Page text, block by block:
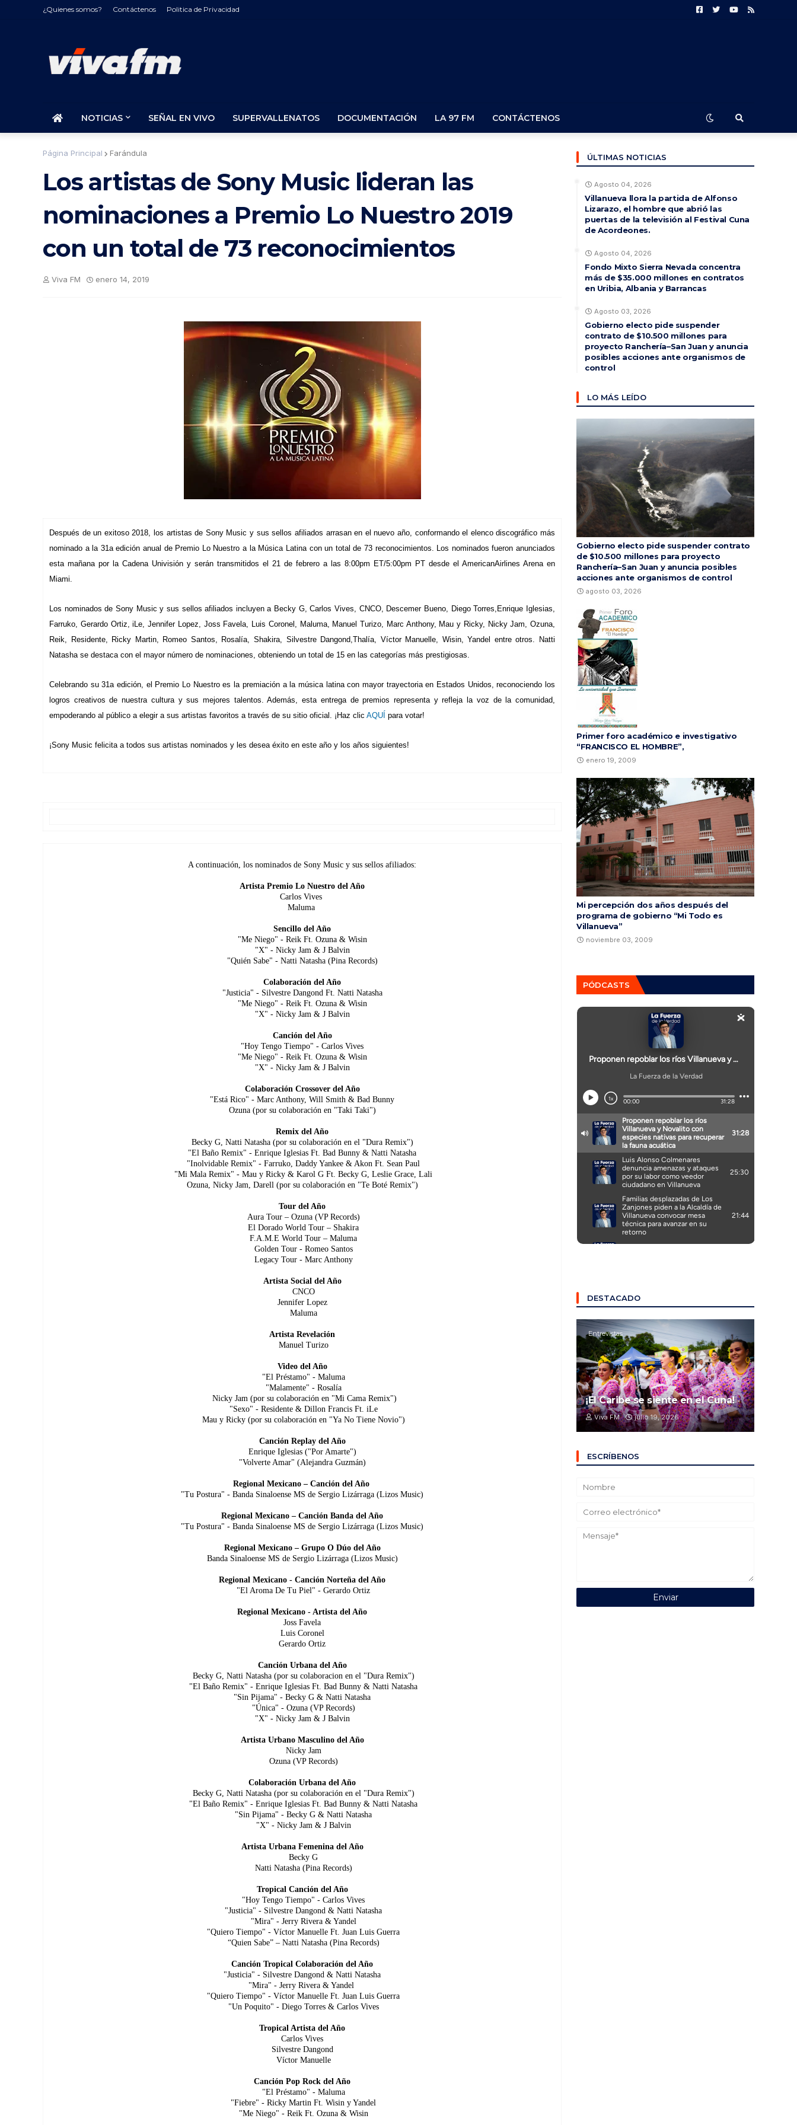
¿Quienes somos? Contáctenos Politica de Privacidad
NOTICIAS SEÑAL EN VIVO SUPERVALLENATOS DOCUMENTACIÓN LA 97 FM CONTÁCTENOS
Página Principal Farándula
Los artistas de Sony Music lideran las
nominaciones a Premio Lo Nuestro 2019
con un total de 73 reconocimientos
Viva FM enero 14, 2019
Después de un exitoso 2018, los artistas de Sony Music y sus sellos afiliados arrasan en el nuevo año, conformando el elenco discográfico más
nominado a la 31a edición anual de Premio Lo Nuestro a la Música Latina con un total de 73 reconocimientos. Los nominados fueron anunciados
esta mañana por la Cadena Univisión y serán transmitidos el 21 de febrero a las 8:00pm ET/5:00pm PT desde el AmericanAirlines Arena en
Miami.
Los nominados de Sony Music y sus sellos afiliados incluyen a Becky G, Carlos Vives, CNCO, Descemer Bueno, Diego Torres,Enrique Iglesias,
Farruko, Gerardo Ortiz, iLe, Jennifer Lopez, Joss Favela, Luis Coronel, Maluma, Manuel Turizo, Marc Anthony, Mau y Ricky, Nicky Jam, Ozuna,
Reik, Residente, Ricky Martin, Romeo Santos, Rosalía, Shakira, Silvestre Dangond,Thalía, Víctor Manuelle, Wisin, Yandel entre otros. Natti
Natasha se destaca con el mayor número de nominaciones, obteniendo un total de 15 en las categorías más prestigiosas.
Celebrando su 31a edición, el Premio Lo Nuestro es la premiación a la música latina con mayor trayectoria en Estados Unidos, reconociendo los
logros creativos de nuestra cultura y sus mejores talentos. Además, esta entrega de premios representa y refleja la voz de la comunidad,
empoderando al público a elegir a sus artistas favoritos a través de su sitio oficial. ¡Haz clic AQUÍ para votar!
¡Sony Music felicita a todos sus artistas nominados y les desea éxito en este año y los años siguientes!
A continuación, los nominados de Sony Music y sus sellos afiliados:
Artista Premio Lo Nuestro del Año
Carlos Vives
Maluma
Sencillo del Año
"Me Niego" - Reik Ft. Ozuna & Wisin
"X" - Nicky Jam & J Balvin
"Quién Sabe" - Natti Natasha (Pina Records)
Colaboración del Año
"Justicia" - Silvestre Dangond Ft. Natti Natasha
"Me Niego" - Reik Ft. Ozuna & Wisin
"X" - Nicky Jam & J Balvin
Canción del Año
"Hoy Tengo Tiempo" - Carlos Vives
"Me Niego" - Reik Ft. Ozuna & Wisin
"X" - Nicky Jam & J Balvin
Colaboración Crossover del Año
"Está Rico" - Marc Anthony, Will Smith & Bad Bunny
Ozuna (por su colaboración en "Taki Taki")
Remix del Año
Becky G, Natti Natasha (por su colaboración en el "Dura Remix")
"El Baño Remix" - Enrique Iglesias Ft. Bad Bunny & Natti Natasha
"Inolvidable Remix" - Farruko, Daddy Yankee & Akon Ft. Sean Paul
"Mi Mala Remix" - Mau y Ricky & Karol G Ft. Becky G, Leslie Grace, Lali
Ozuna, Nicky Jam, Darell (por su colaboración en "Te Boté Remix")
Tour del Año
Aura Tour – Ozuna (VP Records)
El Dorado World Tour – Shakira
F.A.M.E World Tour – Maluma
Golden Tour - Romeo Santos
Legacy Tour - Marc Anthony
Artista Social del Año
CNCO
Jennifer Lopez
Maluma
Artista Revelación
Manuel Turizo
Video del Año
"El Préstamo" - Maluma
"Malamente" - Rosalía
Nicky Jam (por su colaboración en "Mi Cama Remix")
"Sexo" - Residente & Dillon Francis Ft. iLe
Mau y Ricky (por su colaboración en "Ya No Tiene Novio")
Canción Replay del Año
Enrique Iglesias ("Por Amarte")
"Volverte Amar" (Alejandra Guzmán)
Regional Mexicano – Canción del Año
"Tu Postura" - Banda Sinaloense MS de Sergio Lizárraga (Lizos Music)
Regional Mexicano – Canción Banda del Año
"Tu Postura" - Banda Sinaloense MS de Sergio Lizárraga (Lizos Music)
Regional Mexicano – Grupo O Dúo del Año
Banda Sinaloense MS de Sergio Lizárraga (Lizos Music)
Regional Mexicano - Canción Norteña del Año
"El Aroma De Tu Piel" - Gerardo Ortiz
Regional Mexicano - Artista del Año
Joss Favela
Luis Coronel
Gerardo Ortiz
Canción Urbana del Año
Becky G, Natti Natasha (por su colaboracion en el "Dura Remix")
"El Baño Remix" - Enrique Iglesias Ft. Bad Bunny & Natti Natasha
"Sin Pijama" - Becky G & Natti Natasha
"Única" - Ozuna (VP Records)
"X" - Nicky Jam & J Balvin
Artista Urbano Masculino del Año
Nicky Jam
Ozuna (VP Records)
Colaboración Urbana del Año
Becky G, Natti Natasha (por su colaboración en el "Dura Remix")
"El Baño Remix" - Enrique Iglesias Ft. Bad Bunny & Natti Natasha
"Sin Pijama" - Becky G & Natti Natasha
"X" - Nicky Jam & J Balvin
Artista Urbana Femenina del Año
Becky G
Natti Natasha (Pina Records)
Tropical Canción del Año
"Hoy Tengo Tiempo" - Carlos Vives
"Justicia" - Silvestre Dangond & Natti Natasha
"Mira" - Jerry Rivera & Yandel
"Quiero Tiempo" - Víctor Manuelle Ft. Juan Luis Guerra
“Quien Sabe” – Natti Natasha (Pina Records)
Canción Tropical Colaboración del Año
"Justicia" - Silvestre Dangond & Natti Natasha
"Mira" - Jerry Rivera & Yandel
"Quiero Tiempo" - Víctor Manuelle Ft. Juan Luis Guerra
"Un Poquito" - Diego Torres & Carlos Vives
Tropical Artista del Año
Carlos Vives
Silvestre Dangond
Víctor Manuelle
Canción Pop Rock del Año
"El Préstamo" - Maluma
"Fiebre" - Ricky Martin Ft. Wisin y Yandel
"Me Niego" - Reik Ft. Ozuna & Wisin
ÚLTIMAS NOTICIAS
Agosto 04, 2026
Villanueva llora la partida de Alfonso
Lizarazo, el hombre que abrió las
puertas de la televisión al Festival Cuna
de Acordeones.
Agosto 04, 2026
Fondo Mixto Sierra Nevada concentra
más de $35.000 millones en contratos
en Uribia, Albania y Barrancas
Agosto 03, 2026
Gobierno electo pide suspender
contrato de $10.500 millones para
proyecto Ranchería–San Juan y anuncia
posibles acciones ante organismos de
control
LO MÁS LEÍDO
Gobierno electo pide suspender contrato
de $10.500 millones para proyecto
Ranchería–San Juan y anuncia posibles
acciones ante organismos de control
agosto 03, 2026
Primer foro académico e investigativo
“FRANCISCO EL HOMBRE”,
enero 19, 2009
Mi percepción dos años después del
programa de gobierno “Mi Todo es
Villanueva”
noviembre 03, 2009
PÓDCASTS
DESTACADO
Entrevistas
¡El Caribe se siente en el Cuna!
Viva FM julio 19, 2026
ESCRÍBENOS